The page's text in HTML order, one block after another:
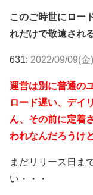
このご時世にロー
れだけで敬遠され
631: 2022/09/09(
運営は別に普通の
ロード遅い、デイ
ん、その前に定着
われなんだろうけ
まだリリース日ま
い・・・